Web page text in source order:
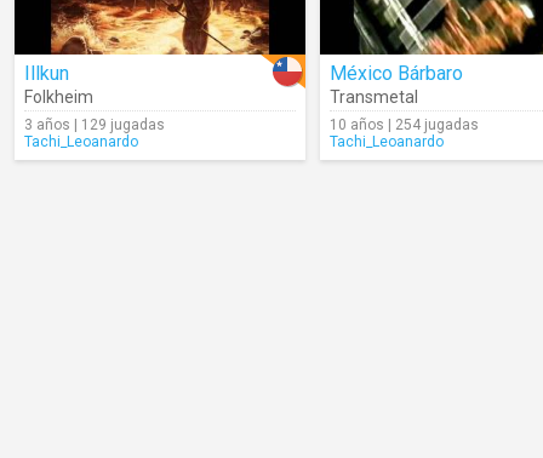
Illkun
Folkheim
3 años | 129 jugadas
Tachi_Leoanardo
México Bárbaro
Transmetal
10 años | 254 jugadas
Tachi_Leoanardo